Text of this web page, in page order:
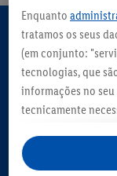
Junta
Enquanto
tratamos os seus
(em conjunto:
tecnologias, que
informações no
tecnicamente
estatísticas ou
dos serviços Lidl.